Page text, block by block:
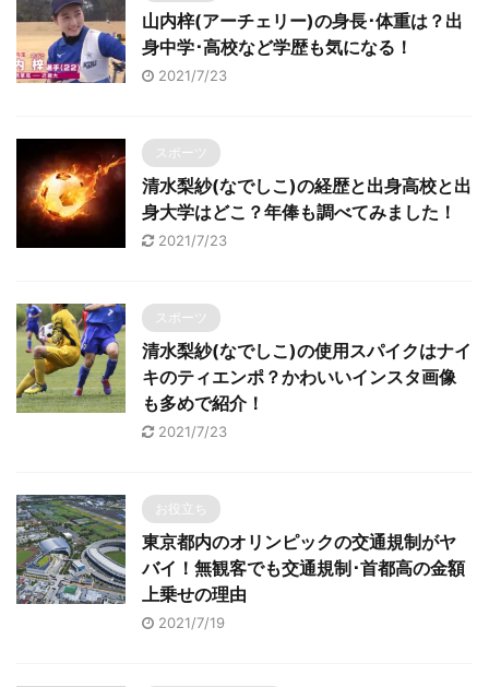
山内梓(アーチェリー)の身長･体重は？出
身中学･高校など学歴も気になる！
2021/7/23
スポーツ
清水梨紗(なでしこ)の経歴と出身高校と出
身大学はどこ？年俸も調べてみました！
2021/7/23
スポーツ
清水梨紗(なでしこ)の使用スパイクはナイ
キのティエンポ？かわいいインスタ画像
も多めで紹介！
2021/7/23
お役立ち
東京都内のオリンピックの交通規制がヤ
バイ！無観客でも交通規制･首都高の金額
上乗せの理由
2021/7/19